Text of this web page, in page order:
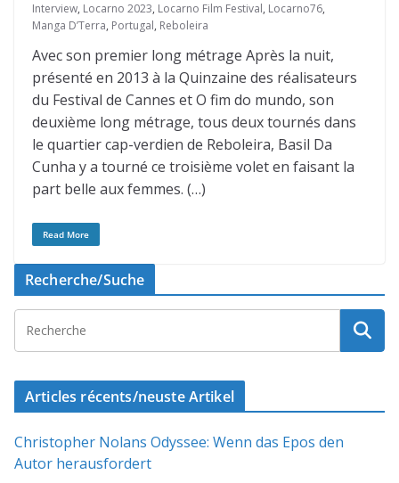
Interview, Locarno 2023, Locarno Film Festival, Locarno76,
Manga D’Terra, Portugal, Reboleira
Avec son premier long métrage Après la nuit,
présenté en 2013 à la Quinzaine des réalisateurs
du Festival de Cannes et O fim do mundo, son
deuxième long métrage, tous deux tournés dans
le quartier cap-verdien de Reboleira, Basil Da
Cunha y a tourné ce troisième volet en faisant la
part belle aux femmes. (…)
Read More
Recherche/Suche
Articles récents/neuste Artikel
Christopher Nolans Odyssee: Wenn das Epos den
Autor herausfordert